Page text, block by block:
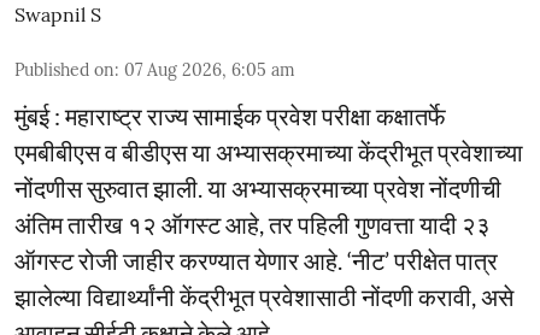
Swapnil S
Published on: 07 Aug 2026, 6:05 am
मुंबई : महाराष्ट्र राज्य सामाईक प्रवेश परीक्षा कक्षातर्फे
एमबीबीएस व बीडीएस या अभ्यासक्रमाच्या केंद्रीभूत प्रवेशाच्या
नोंदणीस सुरुवात झाली. या अभ्यासक्रमाच्या प्रवेश नोंदणीची
अंतिम तारीख १२ ऑगस्ट आहे, तर पहिली गुणवत्ता यादी २३
ऑगस्ट रोजी जाहीर करण्यात येणार आहे. ‘नीट’ परीक्षेत पात्र
झालेल्या विद्यार्थ्यांनी केंद्रीभूत प्रवेशासाठी नोंदणी करावी, असे